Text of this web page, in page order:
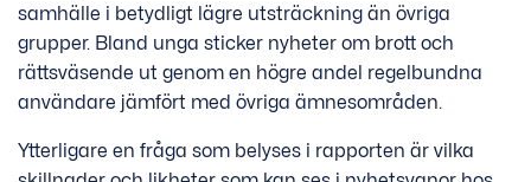
samhälle i betydligt lägre utsträckning än övriga
grupper. Bland unga sticker nyheter om brott och
rättsväsende ut genom en högre andel regelbundna
användare jäm­fört med övriga ämnesområden.
Ytterligare en fråga som belyses i rapporten är vilka